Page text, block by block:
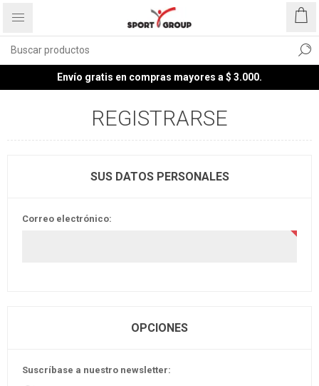
Envío gratis en compras mayores a $ 3.000.
REGISTRARSE
SUS DATOS PERSONALES
Correo electrónico:
OPCIONES
Suscríbase a nuestro newsletter: